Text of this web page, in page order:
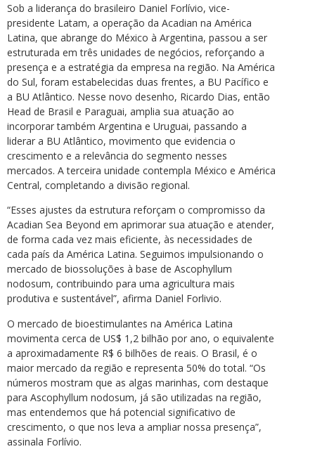
Sob a liderança do brasileiro Daniel Forlívio, vice-
presidente Latam, a operação da Acadian na América
Latina, que abrange do México à Argentina, passou a ser
estruturada em três unidades de negócios, reforçando a
presença e a estratégia da empresa na região. Na América
do Sul, foram estabelecidas duas frentes, a BU Pacífico e
a BU Atlântico. Nesse novo desenho, Ricardo Dias, então
Head de Brasil e Paraguai, amplia sua atuação ao
incorporar também Argentina e Uruguai, passando a
liderar a BU Atlântico, movimento que evidencia o
crescimento e a relevância do segmento nesses
mercados. A terceira unidade contempla México e América
Central, completando a divisão regional.
“Esses ajustes da estrutura reforçam o compromisso da
Acadian Sea Beyond em aprimorar sua atuação e atender,
de forma cada vez mais eficiente, às necessidades de
cada país da América Latina. Seguimos impulsionando o
mercado de biossoluções à base de Ascophyllum
nodosum, contribuindo para uma agricultura mais
produtiva e sustentável”, afirma Daniel Forlivio.
O mercado de bioestimulantes na América Latina
movimenta cerca de US$ 1,2 bilhão por ano, o equivalente
a aproximadamente R$ 6 bilhões de reais. O Brasil, é o
maior mercado da região e representa 50% do total. “Os
números mostram que as algas marinhas, com destaque
para Ascophyllum nodosum, já são utilizadas na região,
mas entendemos que há potencial significativo de
crescimento, o que nos leva a ampliar nossa presença”,
assinala Forlívio.